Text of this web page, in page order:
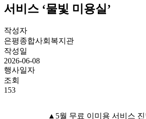
서비스 ‘물빛 미용실’
작성자
은평종합사회복지관
작성일
2026-06-08
행사일자
조회
153
▲5월 무료 이미용 서비스 진